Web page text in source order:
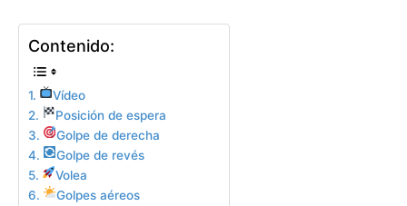
Contenido:
Vídeo
Posición de espera
Golpe de derecha
Golpe de revés
Volea
Golpes aéreos